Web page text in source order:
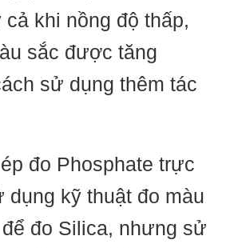
khi nồng độ thấp,
sắc được tăng
sử dụng thêm tác
đo Phosphate trực
dụng kỹ thuật đo màu
đo Silica, nhưng sử